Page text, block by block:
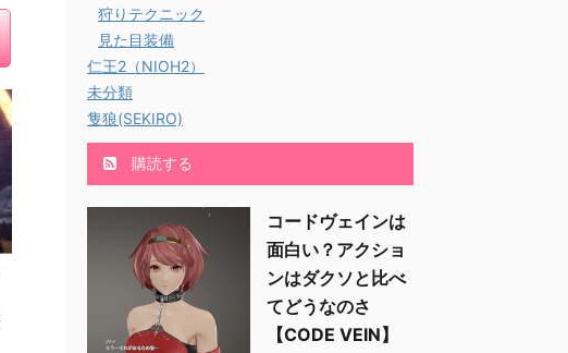
将α うむ、武将っぽい感じ('ω')
ノ ちょっとだけ、ジンオウシ
リーズっぽい感じもするけど。
足装備のブーツが使いたくな
ります 蒼星ノ将防具のカラー
変更・色替え 実はあまりカラ
に変更してます 紐の部分しか
色がかわらない模様！ ...
狩りテクニック
見た目装備
仁王2（NIOH2）
未分類
隻狼(SEKIRO)
購読する
コードヴェインは
面白い？アクショ
ンはダクソと比べ
てどうなのさ
【CODE VEIN】